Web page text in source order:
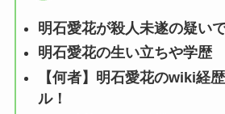
明石愛花が殺人未遂の疑い
明石愛花の生い立ちや学歴
【何者】明石愛花のwiki経
ル！